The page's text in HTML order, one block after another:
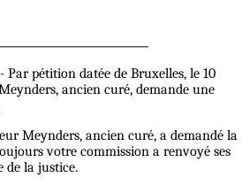
Par pétition datée de Bruxelles, le 10
ancien curé, demande une
Meynders, ancien curé, a demandé la
votre commission a renvoyé ses
de la justice.